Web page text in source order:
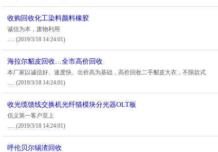
收购回收化工染料颜料橡胶
诚信为本，废物利用
..... (2019/3/18 14:24:01)
海拉尔貂皮回收…全市高价回收
本厂家以诚信好、速度快、出价高为基础，高价回收二手貂皮大衣，不限款式
..... (2019/3/18 14:24:01)
收光缆馈线交换机光纤猫模块分光器OLT板
信义第一客户至上
..... (2019/3/18 14:24:01)
呼伦贝尔锡渣回收